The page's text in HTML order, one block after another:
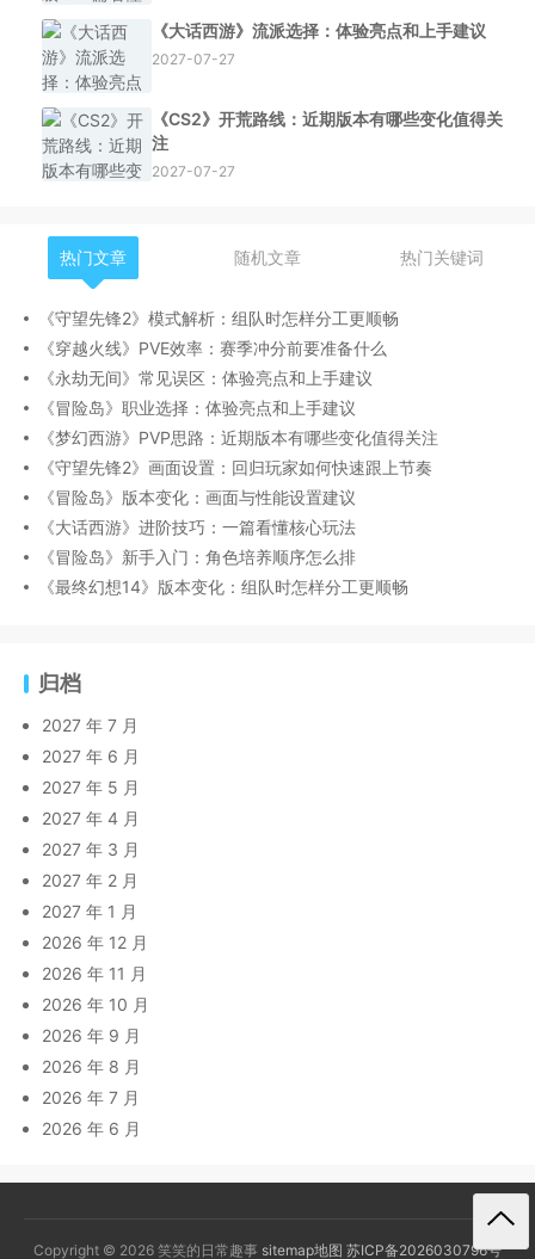
《大话西游》流派选择：体验亮点和上手建议
2027-07-27
《CS2》开荒路线：近期版本有哪些变化值得关
注
2027-07-27
热门文章 随机文章 热门关键词
《守望先锋2》模式解析：组队时怎样分工更顺畅
《穿越火线》PVE效率：赛季冲分前要准备什么
《永劫无间》常见误区：体验亮点和上手建议
《冒险岛》职业选择：体验亮点和上手建议
《梦幻西游》PVP思路：近期版本有哪些变化值得关注
《守望先锋2》画面设置：回归玩家如何快速跟上节奏
《冒险岛》版本变化：画面与性能设置建议
《大话西游》进阶技巧：一篇看懂核心玩法
《冒险岛》新手入门：角色培养顺序怎么排
《最终幻想14》版本变化：组队时怎样分工更顺畅
归档
2027 年 7 月
2027 年 6 月
2027 年 5 月
2027 年 4 月
2027 年 3 月
2027 年 2 月
2027 年 1 月
2026 年 12 月
2026 年 11 月
2026 年 10 月
2026 年 9 月
2026 年 8 月
2026 年 7 月
2026 年 6 月
Copyright © 2026 笑笑的日常趣事 sitemap地图 苏ICP备2026030796号